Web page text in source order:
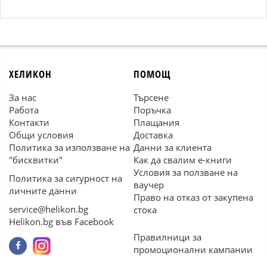
ХЕЛИКОН
За нас
Работа
Контакти
Общи условия
Политика за използване на
"бисквитки"
Политика за сигурност на
личните данни
service@helikon.bg
Helikon.bg във Facebook
ПОМОЩ
Търсене
Поръчка
Плащания
Доставка
Данни за клиента
Как да свалим е-книги
Условия за ползване на
ваучер
Право на отказ от закупена
стока
Правилници за
промоционални кампании